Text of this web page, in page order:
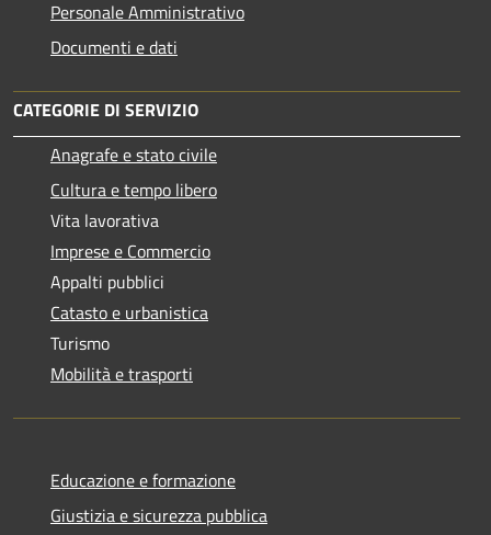
Personale Amministrativo
Documenti e dati
CATEGORIE DI SERVIZIO
Anagrafe e stato civile
Cultura e tempo libero
Vita lavorativa
Imprese e Commercio
Appalti pubblici
Catasto e urbanistica
Turismo
Mobilità e trasporti
Educazione e formazione
Giustizia e sicurezza pubblica